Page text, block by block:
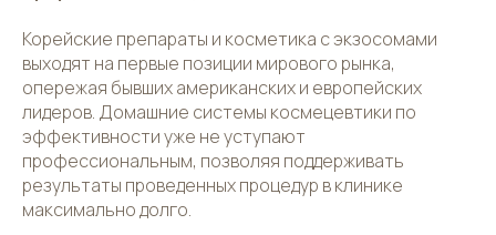
Корейские препараты и косметика с экзосомами
выходят на первые позиции мирового рынка,
опережая бывших американских и европейских
лидеров. Домашние системы космецевтики по
эффективности уже не уступают
профессиональным, позволяя поддерживать
результаты проведенных процедур в клинике
максимально долго.